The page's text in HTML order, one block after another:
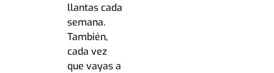
llantas cada
semana.
También,
cada vez
que vayas a